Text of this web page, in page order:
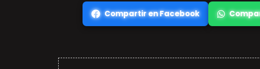
Compartir en Facebook